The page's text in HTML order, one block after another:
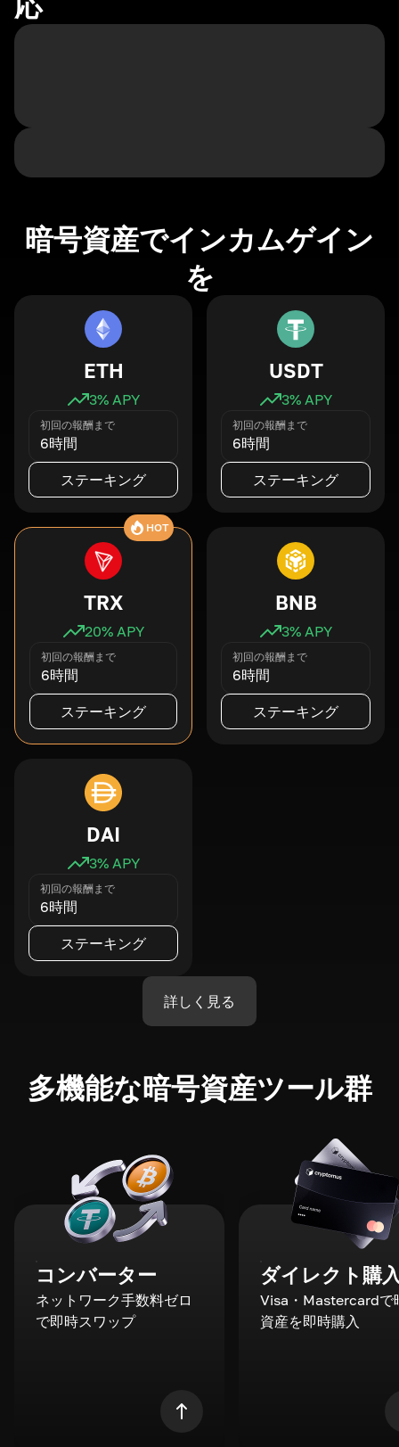
暗号資産でインカムゲイン
を
ETH
3% APY
初回の報酬まで
6時間
ステーキング
USDT
3% APY
初回の報酬まで
6時間
ステーキング
HOT
TRX
20% APY
初回の報酬まで
6時間
ステーキング
BNB
3% APY
初回の報酬まで
6時間
ステーキング
DAI
3% APY
初回の報酬まで
6時間
ステーキング
詳しく見る
多機能な暗号資産ツール群
コンバーター
ネットワーク手数料ゼロ
で即時スワップ
ダイレクト購
Visa・Mastercardで
資産を即時購入